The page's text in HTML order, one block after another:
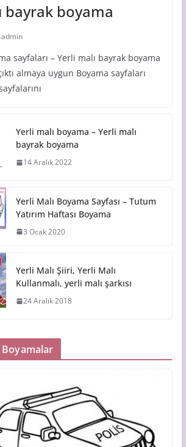
bayrak boyama
admin
sayfaları – Yerli malı bayrak boyama
almaya uygun Boyama sayfaları
Yerli malı boyama – Yerli malı
bayrak boyama
14 Aralık 2022
Yerli Malı Boyama Sayfası – Tutum
Yatırım Haftası Boyama
3 Ocak 2020
Yerli Malı Şiiri, Yerli Malı
Kullanmalı, yerli malı şarkısı
24 Aralık 2018